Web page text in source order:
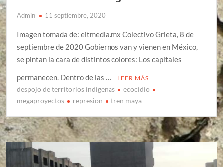
Admin 11 septiembre, 2020
Imagen tomada de: eitmedia.mx Colectivo Grieta, 8 de
septiembre de 2020 Gobiernos van y vienen en México,
se pintan la cara de distintos colores: Los capitales
permanecen. Dentro de las …
LEER MÁS
despojo de territorios indigenas
ecocidio
megaproyectos
represion tren maya